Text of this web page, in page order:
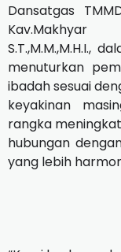
Dansatgas
Kav.Makhyar
S.T.,M.M.,M.H.I.,
menuturkan
ibadah sesuai
keyakinan
rangka
hubungan
yang lebih